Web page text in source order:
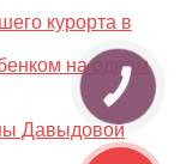
курорта в
на одном
Давыдовой
КНОПКА
ЗВ'ЯЗКУ